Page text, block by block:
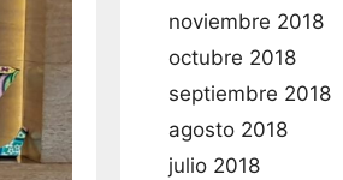
noviembre 2018
octubre 2018
septiembre 2018
agosto 2018
julio 2018